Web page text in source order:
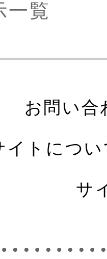
一覧
お問い合
イトにつ
サ